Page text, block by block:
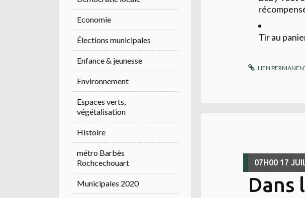
Economie
Élections municipales
Enfance & jeunesse
Environnement
Espaces verts,
végétalisation
Histoire
métro Barbès
Rochcechouart
Municipales 2020
Tir au
LIEN
07H00 17
Dans